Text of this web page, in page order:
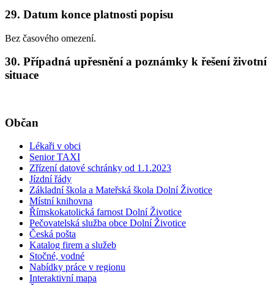
29. Datum konce platnosti popisu
Bez časového omezení.
30. Případná upřesnění a poznámky k řešení životní
situace
Občan
Lékaři v obci
Senior TAXI
Zřízení datové schránky od 1.1.2023
Jízdní řády
Základní škola a Mateřská škola Dolní Životice
Místní knihovna
Římskokatolická farnost Dolní Životice
Pečovatelská služba obce Dolní Životice
Česká pošta
Katalog firem a služeb
Stočné, vodné
Nabídky práce v regionu
Interaktivní mapa